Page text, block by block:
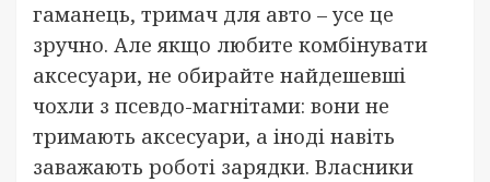
гаманець, тримач для авто – усе це
зручно. Але якщо любите комбінувати
аксесуари, не обирайте найдешевші
чохли з псевдо-магнітами: вони не
тримають аксесуари, а іноді навіть
заважають роботі зарядки. Власники